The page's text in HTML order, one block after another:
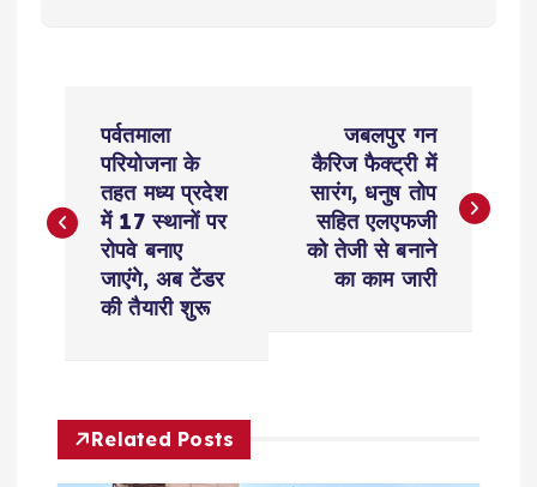
s
a
v
पर्वतमाला
परियोजना के
तहत मध्य प्रदेश
में 17 स्थानों पर
रोपवे बनाए
जाएंगे, अब टेंडर
की तैयारी शुरू
जबलपुर गन
कैरिज फैक्ट्री में
सारंग, धनुष तोप
सहित एलएफजी
को तेजी से बनाने
का काम जारी
Related Posts